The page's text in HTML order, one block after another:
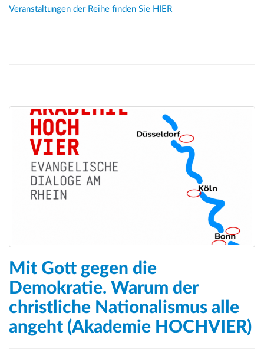
Veranstaltungen der Reihe finden Sie HIER
Mit Gott gegen die
Demokratie. Warum der
christliche Nationalismus alle
angeht (Akademie HOCHVIER)